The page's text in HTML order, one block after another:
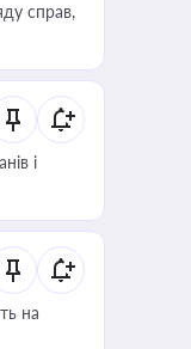
справ,
і
на